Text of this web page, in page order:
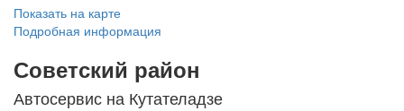
Показать на карте
Подробная информация
Советский район
Автосервис на Кутателадзе